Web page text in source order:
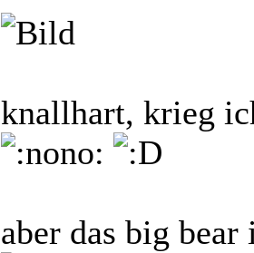
knallhart, krieg
aber das big